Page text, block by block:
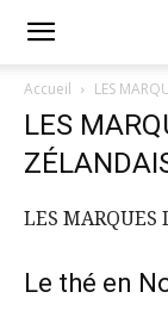
Accueil LES
LES
LES MARQUES
Le thé en